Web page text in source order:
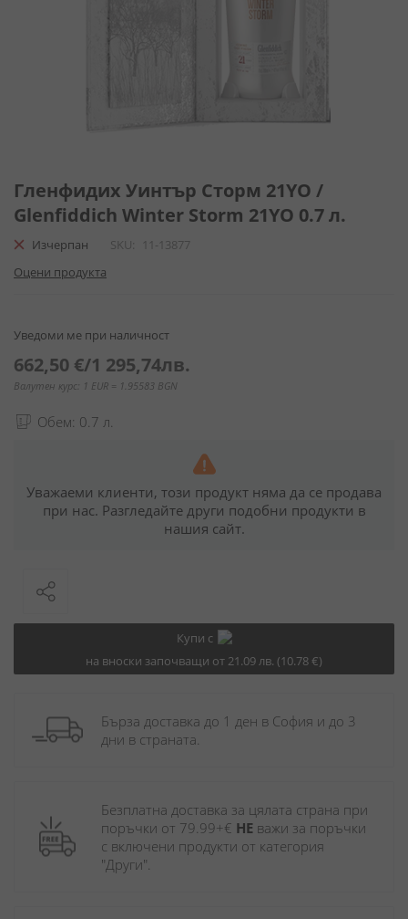
към
началото
на
галерия
снимки
Гленфидих Уинтър Сторм 21YO /
Glenfiddich Winter Storm 21YO 0.7 л.
Изчерпан SKU
11-13877
Оцени продукта
Уведоми ме при наличност
662,50 €/1 295,74лв.
Валутен курс: 1 EUR = 1.95583 BGN
Обем: 0.7 л.
Уважаеми клиенти, този продукт няма да се продава
при нас. Разгледайте други подобни продукти в
нашия сайт.
Купи с
на вноски започващи от 21.09 лв. (10.78 €)
Бърза доставка до 1 ден в София и до 3
дни в страната.
Безплатна доставка за цялата страна при
поръчки от 79.99+€ НЕ важи за поръчки
с включени продукти от категория
"Други".